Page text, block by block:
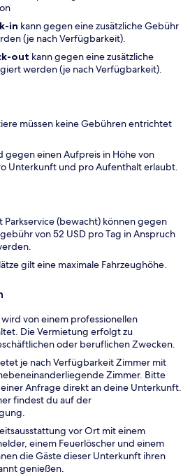
in kann gegen eine zusätzliche Gebühr
(je nach Verfügbarkeit).
out kann gegen eine zusätzliche
werden (je nach Verfügbarkeit).
müssen keine Gebühren entrichtet
gegen einen Aufpreis in Höhe von
Unterkunft und pro Aufenthalt erlaubt.
Parkservice (bewacht) können gegen
von 52 USD pro Tag in Anspruch
gilt eine maximale Fahrzeughöhe.
von einem professionellen
Die Vermietung erfolgt zu
oder beruflichen Zwecken.
je nach Verfügbarkeit Zimmer mit
Zimmer. Bitte
Anfrage direkt an deine Unterkunft.
findest du auf der
vor Ort mit einem
einem Feuerlöscher und einem
die Gäste dieser Unterkunft ihren
genießen.